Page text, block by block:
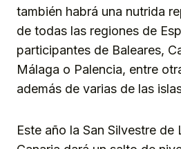
también habrá una nutrida
de todas las regiones de
participantes de Baleares,
Málaga o Palencia, entre
además de varias de las
Este año la San Silvestre de